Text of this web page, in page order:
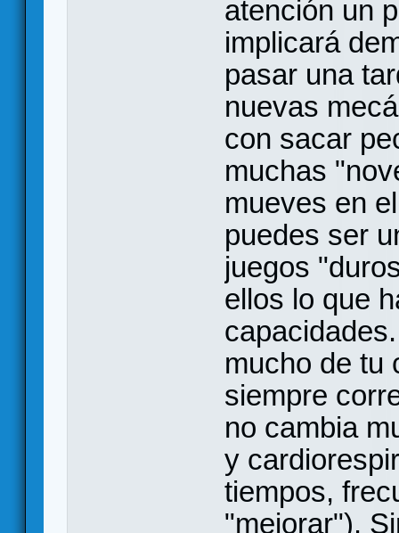
atención un
implicará
pasar una
nuevas
con sacar
muchas
mueves en
puedes ser
juegos
ellos lo que
mucho de tu
siempre
no cambia
y
tiempos,
"mejorar").